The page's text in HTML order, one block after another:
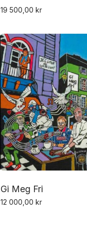
19 500,00 kr
Gi Meg Fri
12 000,00 kr